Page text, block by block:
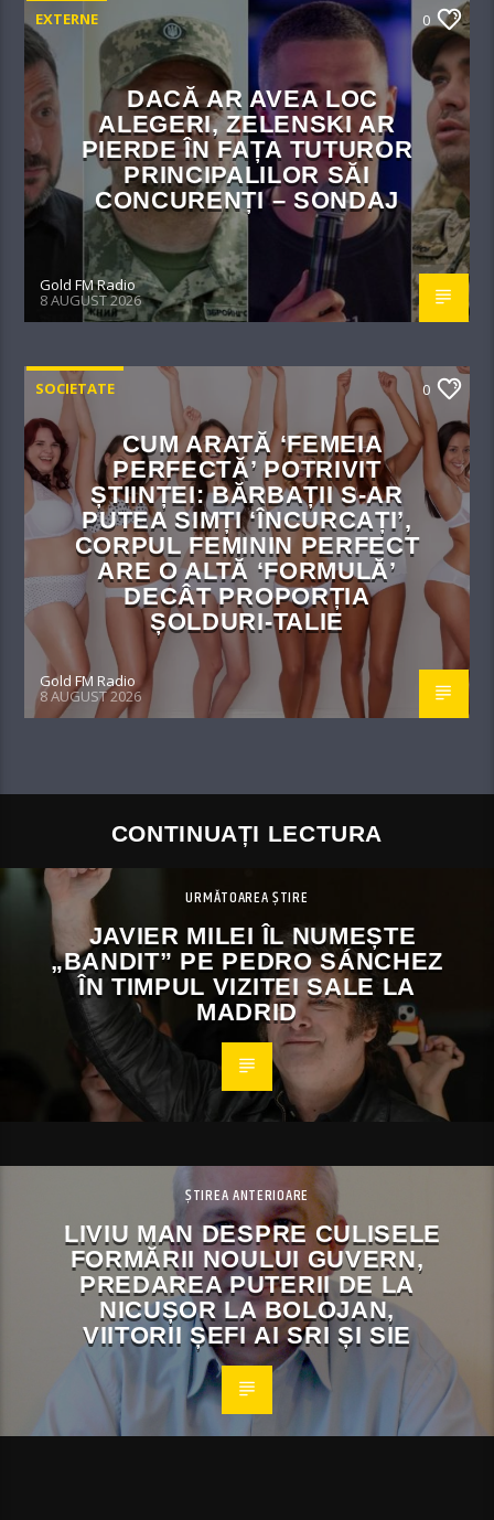
EXTERNE 0
DACĂ AR AVEA LOC
ALEGERI, ZELENSKI AR
PIERDE ÎN FAȚA TUTUROR
PRINCIPALILOR SĂI
CONCURENȚI – SONDAJ
Gold FM Radio
8 AUGUST 2026
SOCIETATE 0
CUM ARATĂ ‘FEMEIA
PERFECTĂ’ POTRIVIT
ȘTIINȚEI: BĂRBAȚII S-AR
PUTEA SIMȚI ‘ÎNCURCAȚI’,
CORPUL FEMININ PERFECT
ARE O ALTĂ ‘FORMULĂ’
DECÂT PROPORȚIA
ȘOLDURI-TALIE
Gold FM Radio
8 AUGUST 2026
CONTINUAȚI LECTURA
URMĂTOAREA ȘTIRE
JAVIER MILEI ÎL NUMEȘTE
„BANDIT” PE PEDRO SÁNCHEZ
ÎN TIMPUL VIZITEI SALE LA
MADRID
ȘTIREA ANTERIOARE
LIVIU MAN DESPRE CULISELE
FORMĂRII NOULUI GUVERN,
PREDAREA PUTERII DE LA
NICUȘOR LA BOLOJAN,
VIITORII ȘEFI AI SRI ȘI SIE